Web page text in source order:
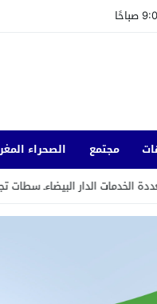
مجتمع الصحراء
البيضاءـ سطات تجري عمليات